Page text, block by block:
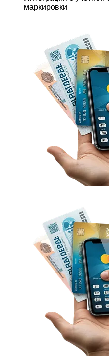
маркировки